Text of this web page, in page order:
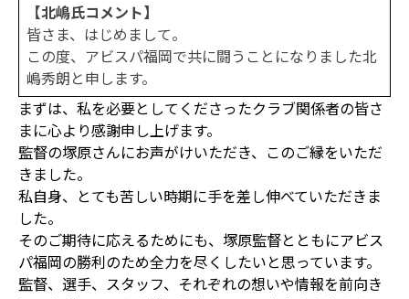
【北嶋氏コメント】
皆さま、はじめまして。
この度、アビスパ福岡で共に闘うことになりました北
嶋秀朗と申します。
まずは、私を必要としてくださったクラブ関係者の皆さ
まに心より感謝申し上げます。
監督の塚原さんにお声がけいただき、このご縁をいただ
きました。
私自身、とても苦しい時期に手を差し伸べていただきま
した。
そのご期待に応えるためにも、塚原監督とともにアビス
パ福岡の勝利のため全力を尽くしたいと思っています。
監督、選手、スタッフ、それぞれの想いや情報を前向き